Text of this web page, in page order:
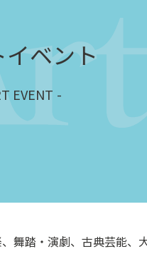
イベント
EVENT
舞踏・演劇、古典芸能